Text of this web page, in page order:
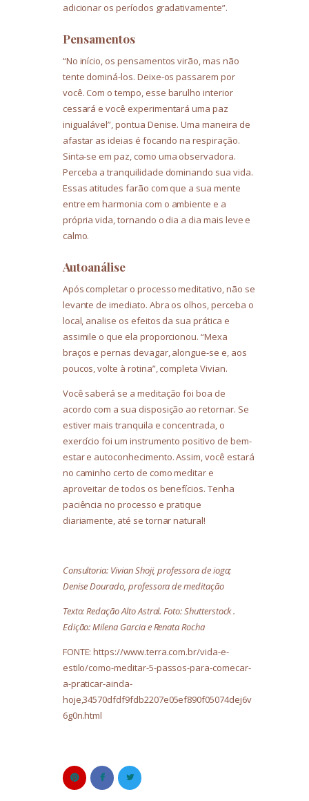
adicionar os períodos gradativamente”.
Pensamentos
“No início, os pensamentos virão, mas não
tente dominá-los. Deixe-os passarem por
você. Com o tempo, esse barulho interior
cessará e você experimentará uma paz
inigualável”, pontua Denise. Uma maneira de
afastar as ideias é focando na respiração.
Sinta-se em paz, como uma observadora.
Perceba a tranquilidade dominando sua vida.
Essas atitudes farão com que a sua mente
entre em harmonia com o ambiente e a
própria vida, tornando o dia a dia mais leve e
calmo.
Autoanálise
Após completar o processo meditativo, não se
levante de imediato. Abra os olhos, perceba o
local, analise os efeitos da sua prática e
assimile o que ela proporcionou. “Mexa
braços e pernas devagar, alongue-se e, aos
poucos, volte à rotina”, completa Vivian.
Você saberá se a meditação foi boa de
acordo com a sua disposição ao retornar. Se
estiver mais tranquila e concentrada, o
exercício foi um instrumento positivo de bem-
estar e autoconhecimento. Assim, você estará
no caminho certo de como meditar e
aproveitar de todos os benefícios. Tenha
paciência no processo e pratique
diariamente, até se tornar natural!
Consultoria: Vivian Shoji, professora de ioga;
Denise Dourado, professora de meditação
Texto: Redação Alto Astral. Foto: Shutterstock .
Edição: Milena Garcia e Renata Rocha
FONTE: https://www.terra.com.br/vida-e-
estilo/como-meditar-5-passos-para-comecar-
a-praticar-ainda-
hoje,34570dfdf9fdb2207e05ef890f05074dej6v
6g0n.html